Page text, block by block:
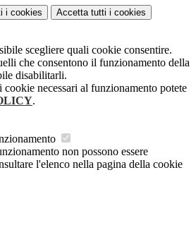
i cookies Accetta tutti i cookies
scegliere quali cookie consentire.
che consentono il funzionamento della
disabilitarli.
cookie necessari al funzionamento potete
.
non possono essere
l'elenco nella pagina della cookie